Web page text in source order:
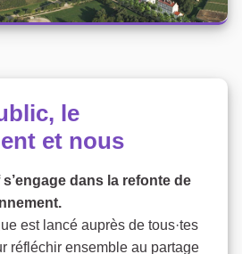
le
et nous
dans la refonte de
est lancé auprès de tous·tes
réfléchir ensemble au partage